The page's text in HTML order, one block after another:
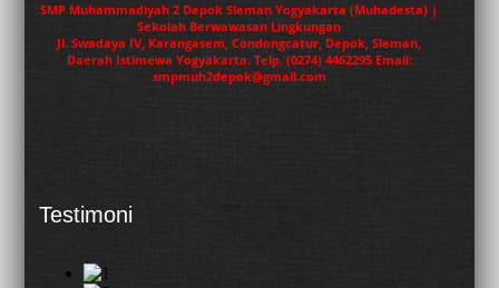
SMP Muhammadiyah 2 Depok Sleman Yogyakarta (Muhadesta) |
Sekolah Berwawasan Lingkungan
Jl. Swadaya IV, Karangasem, Condongcatur, Depok, Sleman,
Daerah Istimewa Yogyakarta. Telp. (0274) 4462295 Email:
smpmuh2depok@gmail.com
Testimoni